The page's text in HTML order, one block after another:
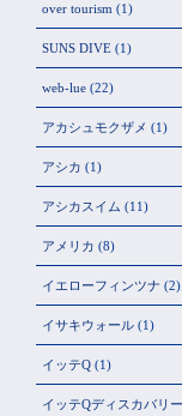
over tourism (1)
SUNS DIVE (1)
web-lue (22)
アカシュモクザメ (1)
アシカ (1)
アシカスイム (11)
アメリカ (8)
イエローフィンツナ (2)
イサキウォール (1)
イッテQ (1)
イッテQディスカバリ